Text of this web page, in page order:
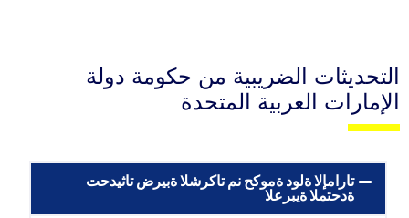
التحديثات الضريبية من حكومة دولة
الإمارات العربية المتحدة
تحديثات ضريبة الشركات من حكومة دولة الإمارات
العربية المتحدة